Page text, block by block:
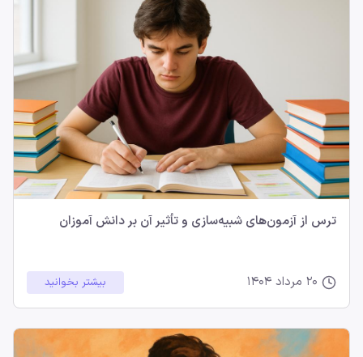
ترس از آزمون‌های شبیه‌سازی و تأثیر آن بر دانش آموزان
بیشتر بخوانید